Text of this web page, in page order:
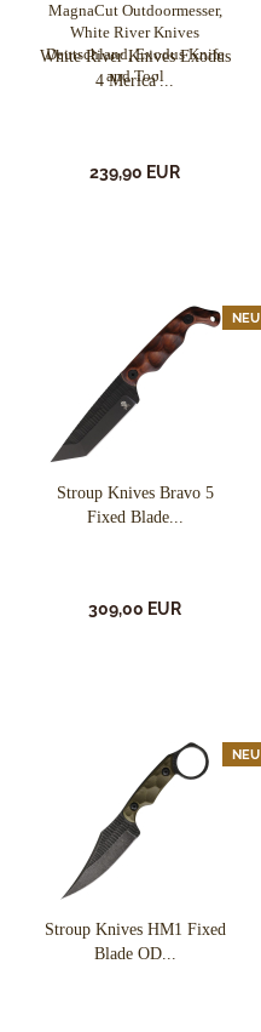
White River Knives Exodus
4 Merica'...
239,90 EUR
NEU
Stroup Knives Bravo 5
Fixed Blade...
309,00 EUR
NEU
Stroup Knives HM1 Fixed
Blade OD...